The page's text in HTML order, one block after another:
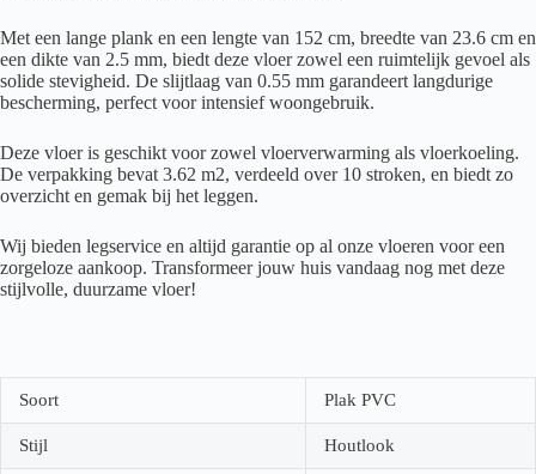
Met een lange plank en een lengte van 152 cm, breedte van 23.6 cm en
een dikte van 2.5 mm, biedt deze vloer zowel een ruimtelijk gevoel als
solide stevigheid. De slijtlaag van 0.55 mm garandeert langdurige
bescherming, perfect voor intensief woongebruik.
Deze vloer is geschikt voor zowel vloerverwarming als vloerkoeling.
De verpakking bevat 3.62 m2, verdeeld over 10 stroken, en biedt zo
overzicht en gemak bij het leggen.
Wij bieden legservice en altijd garantie op al onze vloeren voor een
zorgeloze aankoop. Transformeer jouw huis vandaag nog met deze
stijlvolle, duurzame vloer!
Soort Plak PVC
Stijl Houtlook